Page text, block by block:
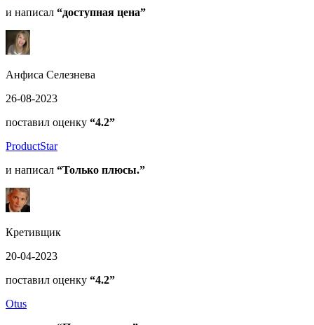
и написал “доступная цена”
Анфиса Селезнева
26-08-2023
поставил оценку “4.2”
ProductStar
и написал “Только плюсы.”
Кретивщик
20-04-2023
поставил оценку “4.2”
Otus